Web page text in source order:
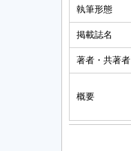
執筆形態
掲載誌名
著者・共著者
概要